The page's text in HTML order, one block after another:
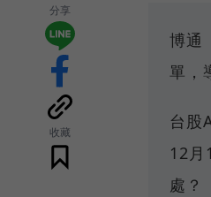
分享
收藏
博通
單，
台股
12月
處？